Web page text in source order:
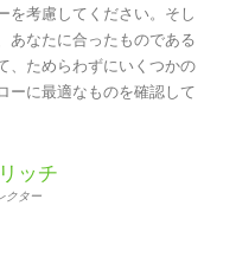
を考慮してください。そし
あなたに合ったものである
、ためらわずにいくつかの
ーに最適なものを確認して
ッチ
クター